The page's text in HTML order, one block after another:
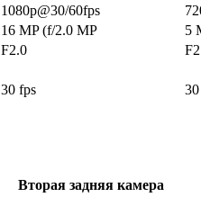
1080p@30/60fps
16 MP (f/2.0 MP
5
F2.0
30 fps
Вторая задняя камера